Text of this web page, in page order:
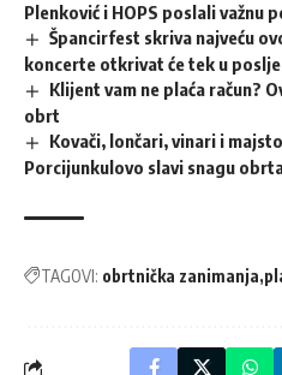
Plenković i HOPS poslali važnu
Špancirfest skriva najveću
koncerte otkrivat će tek u
Klijent vam ne plaća račun?
obrt
Kovači, lončari, vinari i
Porcijunkulovo slavi snagu
TAGOVI: obrtnička zanimanja